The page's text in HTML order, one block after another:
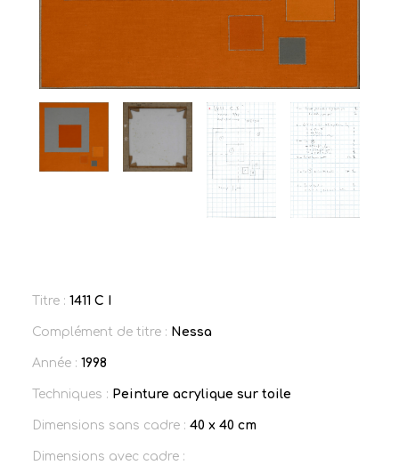
Titre : 1411 C I
Complément de titre : Nessa
Année : 1998
Techniques : Peinture acrylique sur toile
Dimensions sans cadre : 40 x 40 cm
Dimensions avec cadre :